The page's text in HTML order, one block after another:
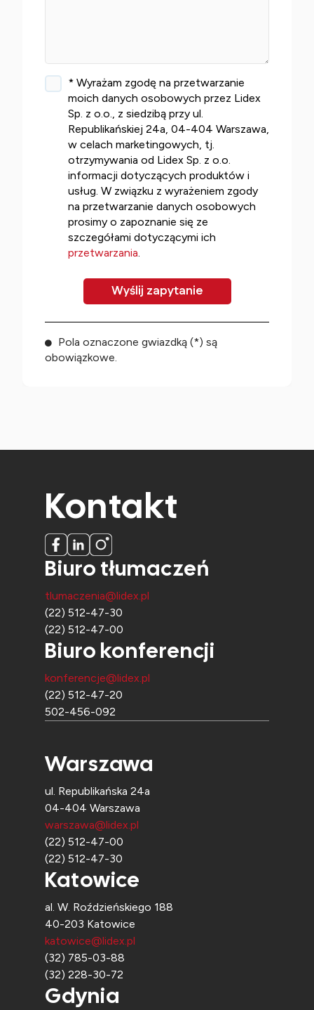
* Wyrażam zgodę na przetwarzanie
moich danych osobowych przez Lidex
Sp. z o.o., z siedzibą przy ul.
Republikańskiej 24a, 04-404 Warszawa,
w celach marketingowych, tj.
otrzymywania od Lidex Sp. z o.o.
informacji dotyczących produktów i
usług. W związku z wyrażeniem zgody
na przetwarzanie danych osobowych
prosimy o zapoznanie się ze
szczegółami dotyczącymi ich
przetwarzania.
Pola oznaczone gwiazdką (*) są
obowiązkowe.
Kontakt
Biuro tłumaczeń
tlumaczenia@lidex.pl
(22) 512-47-30
(22) 512-47-00
Biuro konferencji
konferencje@lidex.pl
(22) 512-47-20
502-456-092
Warszawa
ul. Republikańska 24a
04-404 Warszawa
warszawa@lidex.pl
(22) 512-47-00
(22) 512-47-30
Katowice
al. W. Roździeńskiego 188
40-203 Katowice
katowice@lidex.pl
(32) 785-03-88
(32) 228-30-72
Gdynia